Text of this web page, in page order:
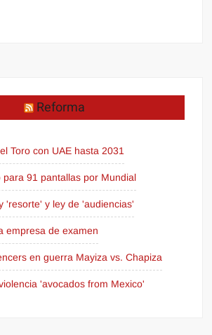
Reforma
Toro con UAE hasta 2031
para 91 pantallas por Mundial
'resorte' y ley de 'audiencias'
empresa de examen
en guerra Mayiza vs. Chapiza
'avocados from Mexico'